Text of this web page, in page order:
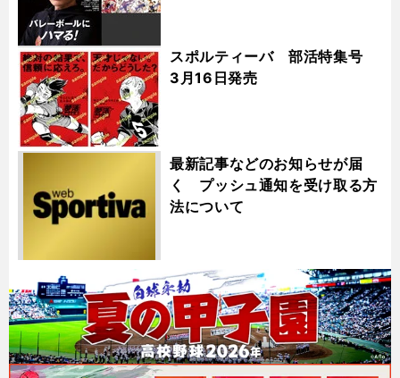
スポルティーバ 部活特集号
3月16日発売
最新記事などのお知らせが届
く プッシュ通知を受け取る方
法について